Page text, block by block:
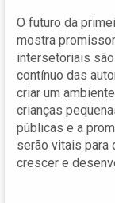
O futuro da
mostra
intersetoriais
contínuo das
criar um
crianças
públicas e a
serão vitais para
crescer e